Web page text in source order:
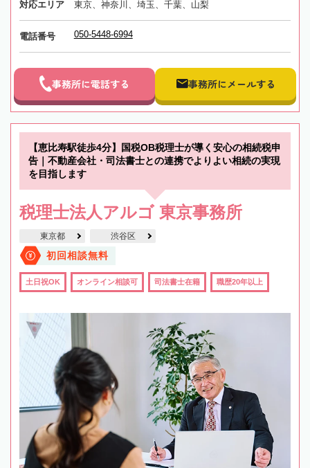
対応エリア 東京、神奈川、埼玉、千葉、山梨
電話番号 050-5448-6994
事務所に電話する 事務所にメールする
【恵比寿駅徒歩4分】国税OB税理士が導く安心の相続税申
告｜不動産会社・司法書士との連携でよりよい相続の実現
を目指します
税理士法人アルゴ 東京事務所
東京都 渋谷区
初回相談無料
土日祝OK オンライン相談可 司法書士在籍 職歴20年以上